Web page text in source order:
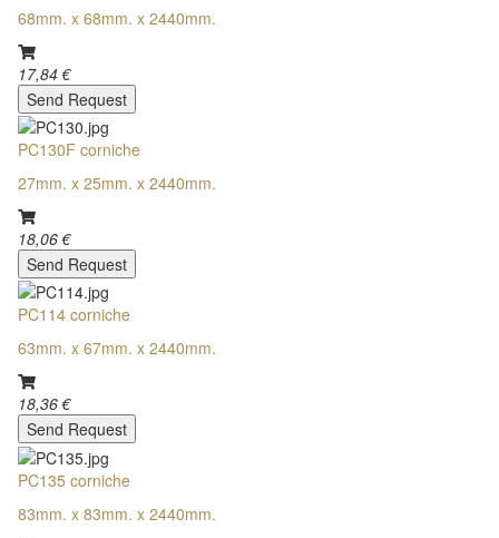
68mm. x 68mm. x 2440mm.
17,84 €
Send Request
PC130F corniche
27mm. x 25mm. x 2440mm.
18,06 €
Send Request
PC114 corniche
63mm. x 67mm. x 2440mm.
18,36 €
Send Request
PC135 corniche
83mm. x 83mm. x 2440mm.